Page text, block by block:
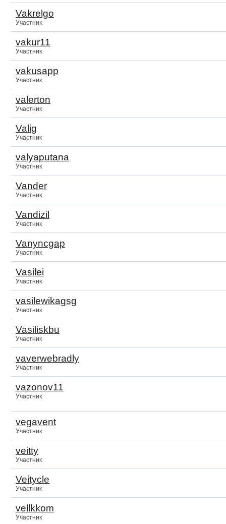
Vakrelgo
Участник
vakur11
Участник
vakusapp
Участник
valerton
Участник
Valig
Участник
valyaputana
Участник
Vander
Участник
Vandizil
Участник
Vanyncgap
Участник
Vasilei
Участник
vasilewikagsg
Участник
Vasiliskbu
Участник
vaverwebradly
Участник
vazonov11
Участник
vegavent
Участник
veitty
Участник
Veitycle
Участник
vellkkom
Участник